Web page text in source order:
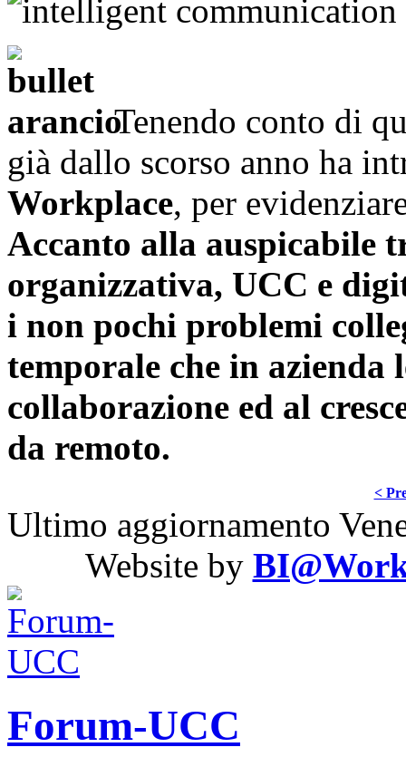
Tenendo conto di
già dallo scorso anno ha
Workplace, per
Accanto alla auspicabile
organizzativa, UCC e
i non pochi problemi
temporale che in azienda
collaborazione ed al
da remoto.
<
Ultimo aggiornamento
Website by
Forum-UCC